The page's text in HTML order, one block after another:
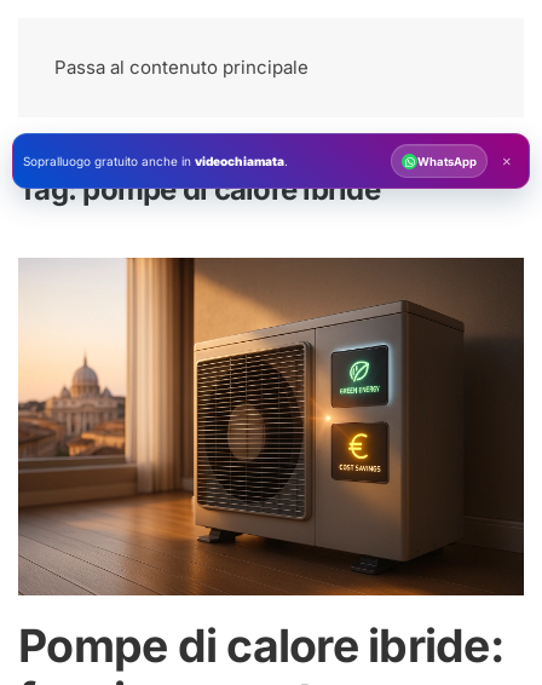
Passa al contenuto principale
Tag:pompe di calore ibride
Pompe di calore ibride:
Sopralluogo gratuito anche in videochiamata. WhatsApp ×